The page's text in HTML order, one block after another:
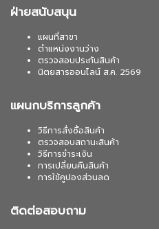
ฝ่ายสนับสนุน
แผนที่สาขา
ตำแหน่งงานว่าง
ตรวจสอบประกันสินค้า
นิตยสารออนไลน์ ส.ค. 2569
แผนกบริการลูกค้า
วิธีการสั่งซื้อสินค้า
ตรวจสอบสถานะสินค้า
วิธีการชำระเงิน
การเปลี่ยนคืนสินค้า
การใช้คูปองส่วนลด
ติดต่อสอบถาม